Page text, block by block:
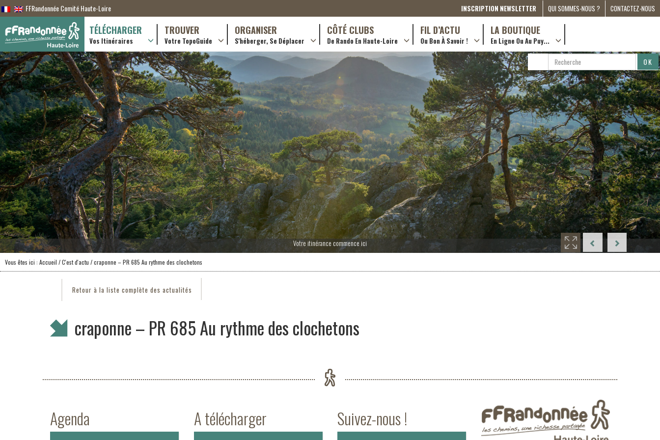
Votre itinérance commence ici
FFRandonnée Comité Haute-Loire INSCRIPTION NEWSLETTER
QUI SOMMES-NOUS ?
A PROPOS
PRESSE
PARTENARIATS
ESPACE MÉDIA
COMPAGNON DE ROUTE
2022
CONTACTEZ-NOUS
TÉLÉCHARGER
Vos Itinéraires
TROUVER
Votre TopoGuide
Randonnées itinerantes (GR)
Randonnées à la journée (PR)
Boutique en ligne
Pratique & conseils
ORGANISER
S'héberger, Se Déplacer
Hôtellerie
Gîtes et chambres d’hôtes
Campings
Restaurants
Transporteurs & services
CÔTÉ CLUBS
De Rando En Haute-Loire
Formations en rando 2024
Rando douce
Trouver un club
Adhérer
Créer un club
Ordre de mission et note de frais
FIL D’ACTU
Ou Bon À Savoir !
LA BOUTIQUE
En Ligne Ou Au Puy...
… en ville !
…en ligne !
RECHERCHER
RECHERCHE
PARTAGER
Vous êtes ici : Accueil /C'est d'actu / craponne – PR 685 Au rythme des clochetons
Retour à la liste complète des actualités
craponne – PR 685 Au rythme des clochetons
Agenda A télécharger Suivez-nous !